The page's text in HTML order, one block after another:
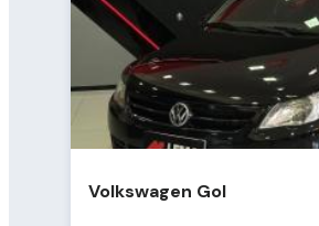
Volkswagen Gol